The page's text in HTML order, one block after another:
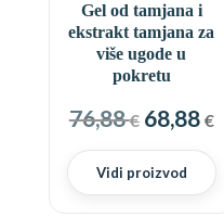
Gel od tamjana i
ekstrakt tamjana za
više ugode u
pokretu
76,88€ Izvorna
cijena
bila
je:
68,88 €
je:
Vidi proizvod